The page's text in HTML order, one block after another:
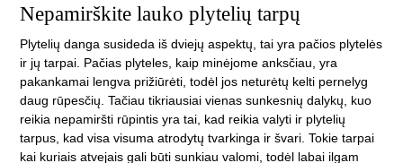
Nepamirškite lauko plytelių tarpų
Plytelių danga susideda iš dviejų aspektų, tai yra pačios plytelės
ir jų tarpai. Pačias plyteles, kaip minėjome anksčiau, yra
pakankamai lengva prižiūrėti, todėl jos neturėtų kelti pernelyg
daug rūpesčių. Tačiau tikriausiai vienas sunkesnių dalykų, kuo
reikia nepamiršti rūpintis yra tai, kad reikia valyti ir plytelių
tarpus, kad visa visuma atrodytų tvarkinga ir švari. Tokie tarpai
kai kuriais atvejais gali būti sunkiau valomi, todėl labai ilgam